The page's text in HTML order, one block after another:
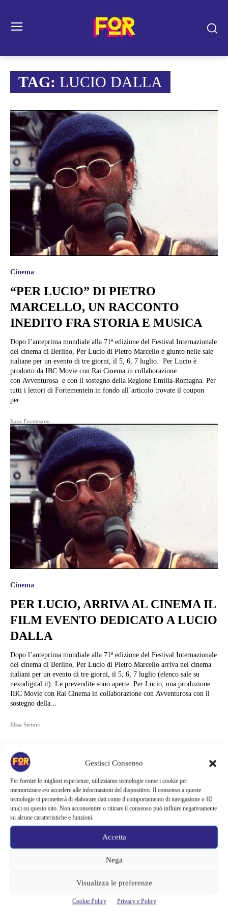
Gestisci Consenso
Per fornire le migliori esperienze, utilizziamo tecnologie come i cookie per
memorizzare e/o accedere alle informazioni del dispositivo. Il consenso a queste
tecnologie ci permetterà di elaborare dati come il comportamento di navigazione o ID
unici su questo sito. Non acconsentire o ritirare il consenso può influire negativamente
su alcune caratteristiche e funzioni.
Accetta
Nega
Visualizza le preferenze
Cookie Policy Privacy e Policy
TAG: LUCIO DALLA
Cinema
“PER LUCIO” DI PIETRO
MARCELLO, UN RACCONTO
INEDITO FRA STORIA E MUSICA
Dopo l’anteprima mondiale alla 71ª edizione del Festival Internazionale
del cinema di Berlino, Per Lucio di Pietro Marcello è giunto nelle sale
italiane per un evento di tre giorni, il 5, 6, 7 luglio. Per Lucio è
prodotto da IBC Movie con Rai Cinema in collaborazione
con Avventurosa e con il sostegno della Regione Emilia-Romagna. Per
tutti i lettori di Fortementein in fondo all’articolo trovate il coupon
per...
Sara Formisano
Cinema
PER LUCIO, ARRIVA AL CINEMA IL
FILM EVENTO DEDICATO A LUCIO
DALLA
Dopo l’anteprima mondiale alla 71ª edizione del Festival Internazionale
del cinema di Berlino, Per Lucio di Pietro Marcello arriva nei cinema
italiani per un evento di tre giorni, il 5, 6, 7 luglio (elenco sale su
nexodigital.it). Le prevendite sono aperte. Per Lucio, una produzione
IBC Movie con Rai Cinema in collaborazione con Avventurosa con il
sostegno della...
Elisa Sirtori
La bocca del diavolo arriva su Prime Video, squali e claustrofobia nel